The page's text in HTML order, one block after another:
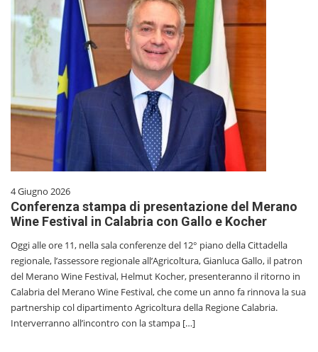
4 Giugno 2026
Conferenza stampa di presentazione del Merano
Wine Festival in Calabria con Gallo e Kocher
Oggi alle ore 11, nella sala conferenze del 12° piano della Cittadella
regionale, l’assessore regionale all’Agricoltura, Gianluca Gallo, il patron
del Merano Wine Festival, Helmut Kocher, presenteranno il ritorno in
Calabria del Merano Wine Festival, che come un anno fa rinnova la sua
partnership col dipartimento Agricoltura della Regione Calabria.
Interverranno all’incontro con la stampa […]